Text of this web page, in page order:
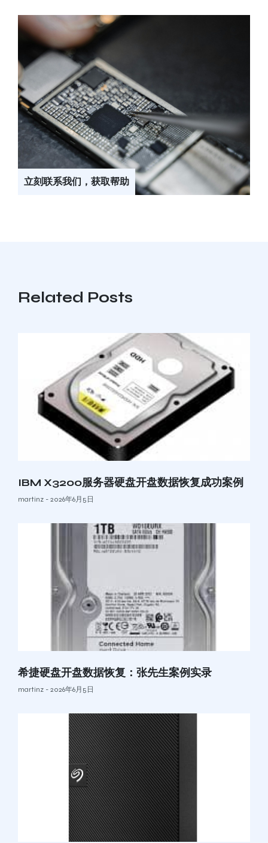
立刻联系我们，获取帮助
Related Posts
IBM X3200服务器硬盘开盘数据恢复成功案例
martinz 2026年6月5日
希捷硬盘开盘数据恢复：张先生案例实录
martinz 2026年6月5日